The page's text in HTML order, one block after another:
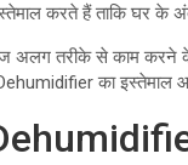
करते हैं ताकि घर के
अलग तरीके से काम करने
Dehumidifier का